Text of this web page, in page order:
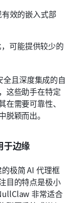
效的嵌入式部
可能提供较少的
且深度集成的自
这些助手在特定
需要可靠性、
颖而出。
边缘
极简 AI 代理框
目的特点是极小
非常适合